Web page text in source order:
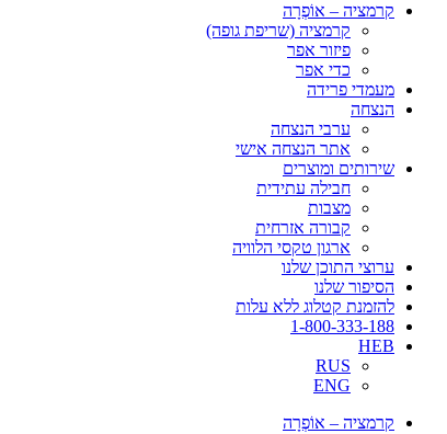
קרמציה – אוֹפְרָה
קרמציה (שריפת גופה)
פיזור אפר
כדי אפר
מעמדי פרידה
הנצחה
ערבי הנצחה
אתר הנצחה אישי
שירותים ומוצרים
חבילה עתידית
מצבות
קבורה אזרחית
ארגון טקסי הלוויה
ערוצי התוכן שלנו
הסיפור שלנו
להזמנת קטלוג ללא עלות
1-800-333-188
HEB
RUS
ENG
קרמציה – אוֹפְרָה